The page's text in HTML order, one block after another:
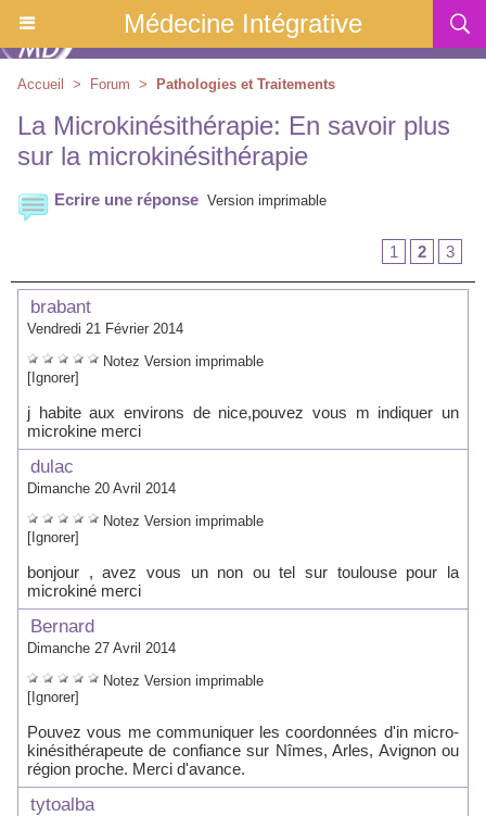
Médecine Intégrative
Accueil > Forum > Pathologies et Traitements
La Microkinésithérapie: En savoir plus
sur la microkinésithérapie
Ecrire une réponse Version imprimable
1 2 3
brabant
Vendredi 21 Février 2014
Notez Version imprimable
[Ignorer]
j habite aux environs de nice,pouvez vous m indiquer un
microkine merci
dulac
Dimanche 20 Avril 2014
Notez Version imprimable
[Ignorer]
bonjour , avez vous un non ou tel sur toulouse pour la
microkiné merci
Bernard
Dimanche 27 Avril 2014
Notez Version imprimable
[Ignorer]
Pouvez vous me communiquer les coordonnées d'in micro-
kinésithérapeute de confiance sur Nîmes, Arles, Avignon ou
région proche. Merci d'avance.
tytoalba